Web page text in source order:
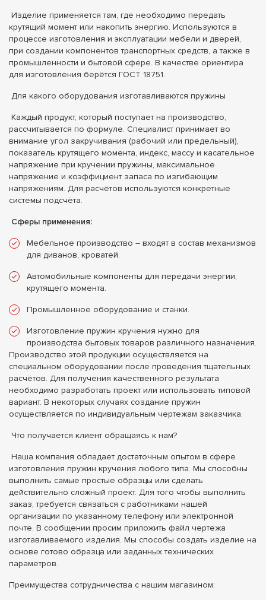
Изделие применяется там, где необходимо передать
крутящий момент или накопить энергию. Используются в
процессе изготовления и эксплуатации мебели и дверей,
при создании компонентов транспортных средств, а также в
промышленности и бытовой сфере. В качестве ориентира
для изготовления берётся ГОСТ 18751.
Для какого оборудования изготавливаются пружины
Каждый продукт, который поступает на производство,
рассчитывается по формуле. Специалист принимает во
внимание угол закручивания (рабочий или предельный),
показатель крутящего момента, индекс, массу и касательное
напряжение при кручении пружины, максимальное
напряжение и коэффициент запаса по изгибающим
напряжениям. Для расчётов используются конкретные
системы подсчёта.
Сферы применения:
Мебельное производство – входят в состав механизмов
для диванов, кроватей.
Автомобильные компоненты для передачи энергии,
крутящего момента.
Промышленное оборудование и станки.
Изготовление пружин кручения нужно для
производства бытовых товаров различного назначения.
Производство этой продукции осуществляется на
специальном оборудовании после проведения тщательных
расчётов. Для получения качественного результата
необходимо разработать проект или использовать типовой
вариант. В некоторых случаях создание пружин
осуществляется по индивидуальным чертежам заказчика.
Что получается клиент обращаясь к нам?
Наша компания обладает достаточным опытом в сфере
изготовления пружин кручения любого типа. Мы способны
выполнить самые простые образцы или сделать
действительно сложный проект. Для того чтобы выполнить
заказ, требуется связаться с работниками нашей
организации по указанному телефону или электронной
почте. В сообщении просим приложить файл чертежа
изготавливаемого изделия. Мы способы создать изделие на
основе готово образца или заданных технических
параметров.
Преимущества сотрудничества с нашим магазином: